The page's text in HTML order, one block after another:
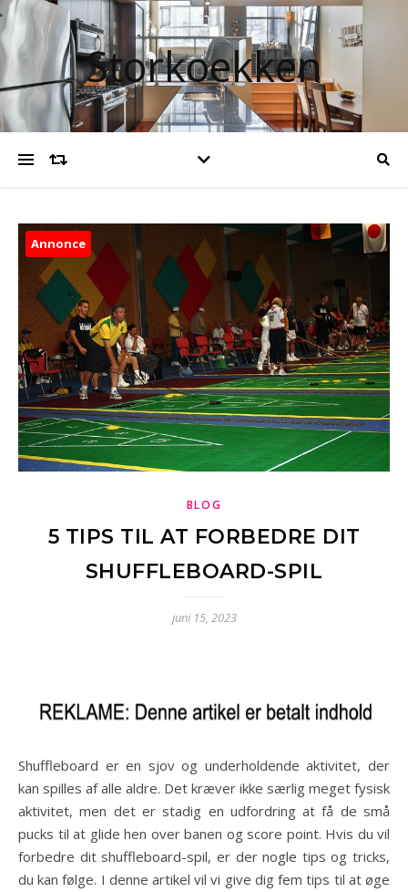
Storkoekken
Annonce
BLOG
5 TIPS TIL AT FORBEDRE DIT
SHUFFLEBOARD-SPIL
juni 15, 2023
Shuffleboard er en sjov og underholdende aktivitet, der
kan spilles af alle aldre. Det kræver ikke særlig meget fysisk
aktivitet, men det er stadig en udfordring at få de små
pucks til at glide hen over banen og score point. Hvis du vil
forbedre dit shuffleboard-spil, er der nogle tips og tricks,
du kan følge. I denne artikel vil vi give dig fem tips til at øge